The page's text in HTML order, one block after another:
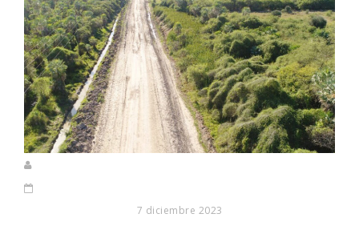
7 diciembre 2023